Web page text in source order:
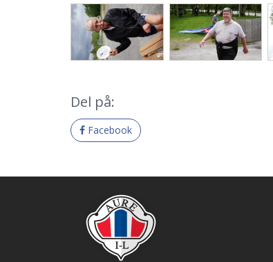
Del på:
Facebook